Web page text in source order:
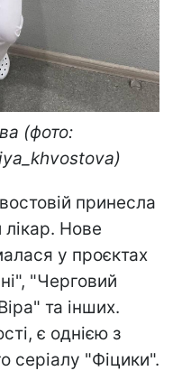
(фото:
принесла
лікар. Нове
у проєктах
"Черговий
та інших.
є однією з
серіалу "Фіцики".